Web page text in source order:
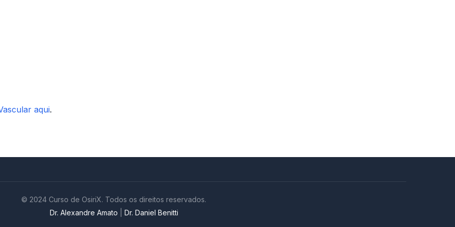
aqui.
© 2024 Curso de OsiriX. Todos os direitos reservados.
Dr. Alexandre Amato
Dr. Daniel Benitti